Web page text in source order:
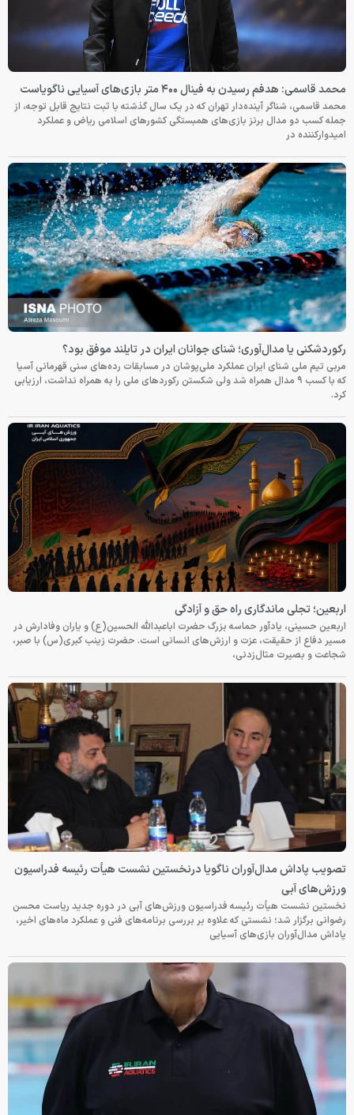
محمد قاسمی: هدفم رسیدن به فینال ۴۰۰ متر بازی‌های آسیایی ناگویاست
محمد قاسمی، شناگر آینده‌دار تهران که در یک سال گذشته با ثبت نتایج قابل توجه، از
جمله کسب دو مدال برنز بازی‌های همبستگی کشورهای اسلامی ریاض و عملکرد
امیدوارکننده در
رکوردشکنی یا مدال‌آوری؛ شنای جوانان ایران در تایلند موفق بود؟
مربی تیم ملی شنای ایران عملکرد ملی‌پوشان در مسابقات رده‌های سنی قهرمانی آسیا
که با کسب ۹ مدال همراه شد ولی شکستن رکوردهای ملی را به همراه نداشت، ارزیابی
کرد.
اربعین؛ تجلی ماندگاری راه حق و آزادگی
اربعین حسینی، یادآور حماسه بزرگ حضرت اباعبدالله الحسین(ع) و یاران وفادارش در
مسیر دفاع از حقیقت، عزت و ارزش‌های انسانی است. حضرت زینب کبری(س) با صبر،
شجاعت و بصیرت مثال‌زدنی،
تصویب پاداش مدال‌آوران ناگویا درنخستین نشست هیأت رئیسه فدراسیون
ورزش‌های آبی
نخستین نشست هیأت رئیسه فدراسیون ورزش‌های آبی در دوره جدید ریاست محسن
رضوانی برگزار شد؛ نشستی که علاوه بر بررسی برنامه‌های فنی و عملکرد ماه‌های اخیر،
پاداش مدال‌آوران بازی‌های آسیایی